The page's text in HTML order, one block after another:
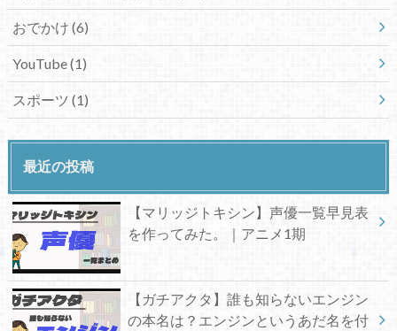
おでかけ (6)
YouTube(1)
スポーツ (1)
最近の投稿
【マリッジトキシン】声優一覧早見表
を作ってみた。｜アニメ1期
【ガチアクタ】誰も知らないエンジン
の本名は？エンジンというあだ名を付